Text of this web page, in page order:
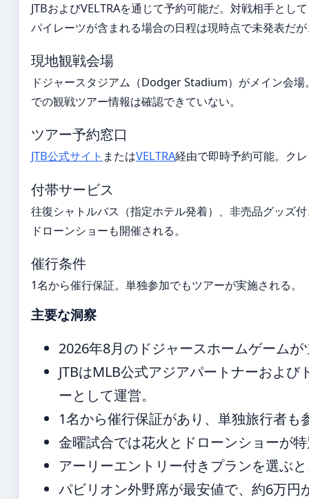
JTBおよびVELTRAを通じて予約可能だ。対戦相手とし
パイレーツが含まれる場合の日程は現時点で未発表だ
現地観戦会場
ドジャースタジアム（Dodger Stadium）がメイン会
での観戦ツアー情報は確認できていない。
ツアー予約窓口
JTB公式サイト またはVELTRA経由で即時予約可能。ク
付帯サービス
往復シャトルバス（指定ホテル発着）、非売品グッズ
ドローンショーも開催される。
催行条件
1名から催行保証。単独参加でもツアーが実施される。
主要な洞察
2026年8月のドジャースホームゲーム
JTBはMLB公式アジアパートナーおよ
ーとして運営。
1名から催行保証があり、単独旅行者も
金曜試合では花火とドローンショーが
アーリーエントリー付きプランを選ぶ
パビリオン外野席が最安値で、約6万円